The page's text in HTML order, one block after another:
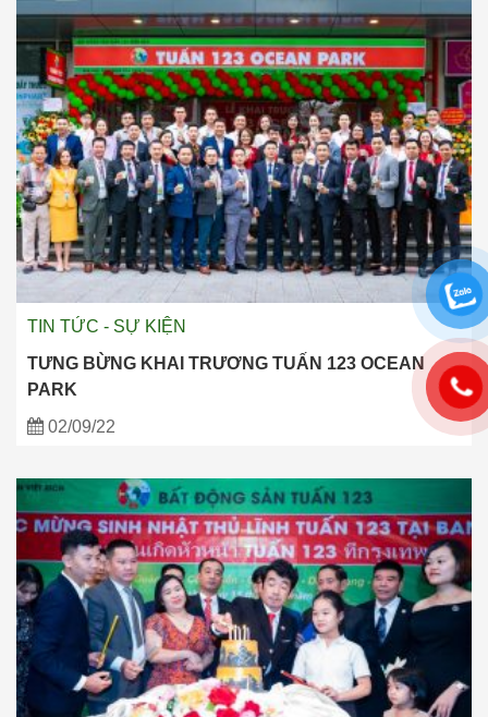
TIN TỨC - SỰ KIỆN
TƯNG BỪNG KHAI TRƯƠNG TUẤN 123 OCEAN
PARK
02/09/22